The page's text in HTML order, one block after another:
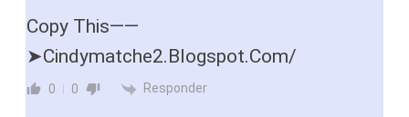
Copy This——
➤Cindymatche2.Blogspot.Com/
0 0 Responder